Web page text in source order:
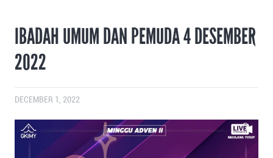
IBADAH UMUM DAN PEMUDA 4 DESEMBER
2022
DECEMBER 1, 2022